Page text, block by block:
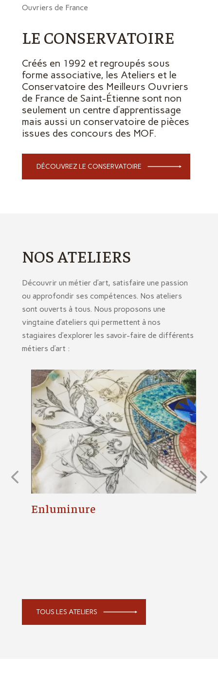
Ouvriers de France
LE CONSERVATOIRE
Créés en 1992 et regroupés sous
forme associative, les Ateliers et le
Conservatoire des Meilleurs Ouvriers
de France de Saint-Étienne sont non
seulement un centre d’apprentissage
mais aussi un conservatoire de pièces
issues des concours des MOF.
DÉCOUVREZ LE CONSERVATOIRE
NOS ATELIERS
Découvrir un métier d’art, satisfaire une passion
ou approfondir ses compétences. Nos ateliers
sont ouverts à tous. Nous proposons une
vingtaine d’ateliers qui permettent à nos
stagiaires d’explorer les savoir-faire de différents
métiers d’art :
Enluminure
TOUS LES ATELIERS